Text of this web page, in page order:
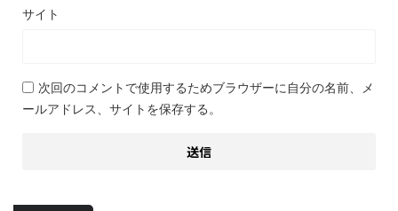
サイト
次回のコメントで使用するためブラウザーに自分の名前、メ
ールアドレス、サイトを保存する。